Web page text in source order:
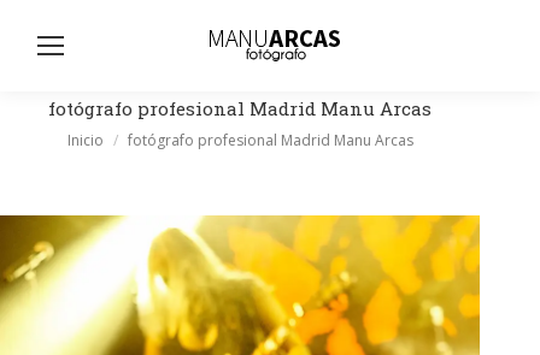
fotógrafo profesional Madrid Manu Arcas
Estás aquí:
Inicio fotógrafo profesional Madrid Manu Arcas